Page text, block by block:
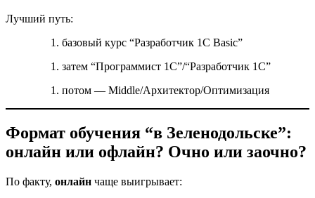
Лучший путь:
базовый курс “Разработчик 1С Basic”
затем “Программист 1С”/“Разработчик 1С”
потом — Middle/Архитектор/Оптимизация
Формат обучения “в Зеленодольске”:
онлайн или офлайн? Очно или заочно?
По факту, онлайн чаще выигрывает: